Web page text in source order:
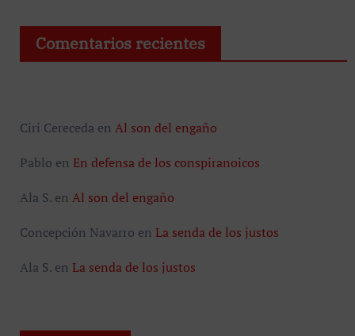
Comentarios recientes
Ciri Cereceda en Al son del engaño
Pablo en En defensa de los conspiranoicos
Ala S.en Al son del engaño
Concepción Navarro en La senda de los justos
Ala S.en La senda de los justos